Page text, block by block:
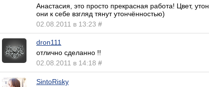
Анастасия, это просто прекрасная работа! Цвет,
они к себе взгляд тянут утончённостью)
02.08.2011 в 13:23 #
dron111
отлично сделанно !!
02.08.2011 в 14:18 #
SintoRisky